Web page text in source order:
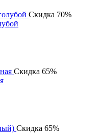
Скидка 70%
Скидка 65%
Скидка 65%